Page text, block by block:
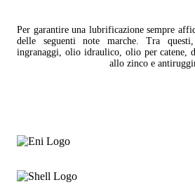
Per garantire una lubrificazione sempre
delle seguenti note marche. Tra
ingranaggi, olio idraulico, olio per catene,
allo zinco e